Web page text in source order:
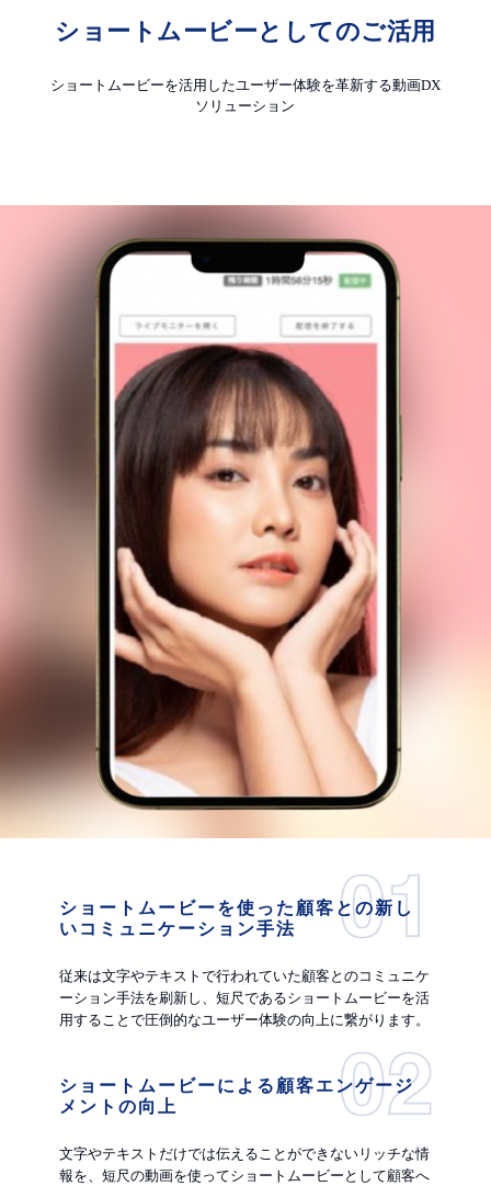
ショートムービーとしてのご活用
ショートムービーを活用したユーザー体験を革新する動画DX
ソリューション
ショートムービーを使った顧客との新し
いコミュニケーション手法
従来は文字やテキストで行われていた顧客とのコミュニケ
ーション手法を刷新し、短尺であるショートムービーを活
用することで圧倒的なユーザー体験の向上に繋がります。
ショートムービーによる顧客エンゲージ
メントの向上
文字やテキストだけでは伝えることができないリッチな情
報を、短尺の動画を使ってショートムービーとして顧客へ